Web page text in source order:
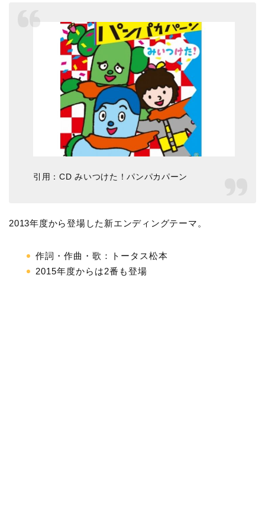
引用：CD みいつけた！パンパカパーン
2013年度から登場した新エンディングテーマ。
作詞・作曲・歌：トータス松本
2015年度からは2番も登場